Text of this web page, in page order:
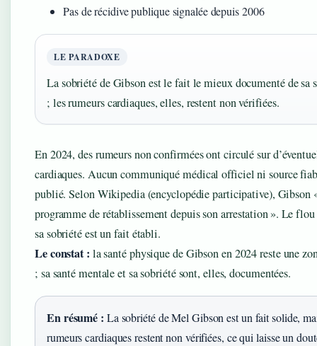
Pas de récidive publique signalée depuis 2006
LE PARADOXE
La sobriété de Gibson est le fait le mieux documenté de sa
; les rumeurs cardiaques, elles, restent non vérifiées.
En 2024, des rumeurs non confirmées ont circulé sur
cardiaques. Aucun communiqué médical officiel ni source
publié. Selon Wikipedia (encyclopédie participative), Gibson
programme de rétablissement depuis son arrestation ». Le
sa sobriété est un fait établi.
Le constat : la santé physique de Gibson en 2024 reste une
; sa santé mentale et sa sobriété sont, elles, documentées.
En résumé : La sobriété de Mel Gibson est un fait solide,
rumeurs cardiaques restent non vérifiées, ce qui laisse un